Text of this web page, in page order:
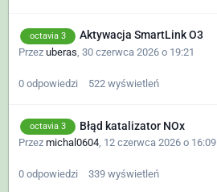
octavia 3 Aktywacja SmartLink O3
Przez uberas 30 czerwca 2026 o 19:21
0 odpowiedzi 522 wyświetleń
octavia 3 Błąd katalizator NOx
Przez michal0604 12 czerwca 2026 o 16:09
0 odpowiedzi 339 wyświetleń